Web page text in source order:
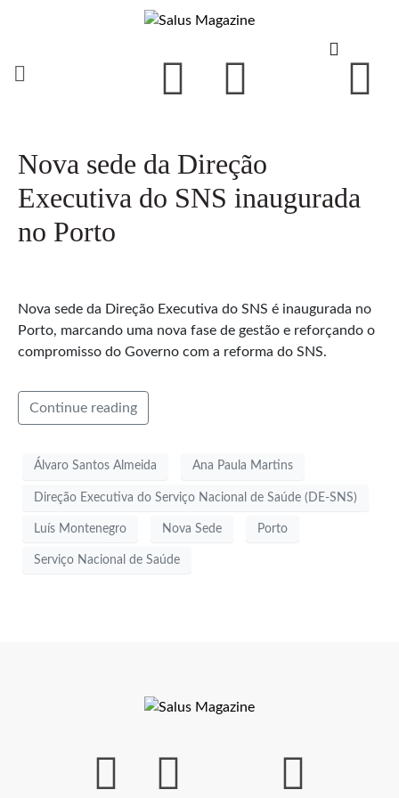
Nova sede da Direção
Executiva do SNS inaugurada
no Porto
Nova sede da Direção Executiva do SNS é inaugurada no
Porto, marcando uma nova fase de gestão e reforçando o
compromisso do Governo com a reforma do SNS.
Continue reading
Álvaro Santos Almeida Ana Paula Martins
Direção Executiva do Serviço Nacional de Saúde (DE-SNS)
Luís Montenegro Nova Sede Porto
Serviço Nacional de Saúde